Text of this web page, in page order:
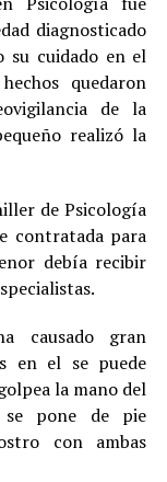
diagnosticado
su cuidado en el
quedaron
de la
realizó la
de Psicología
contratada para
debía recibir
causado gran
en el se puede
la mano del
pone de pie
con ambas